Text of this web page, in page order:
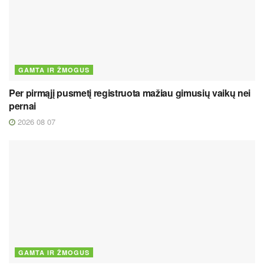
GAMTA IR ŽMOGUS
Per pirmąjį pusmetį registruota mažiau gimusių vaikų nei
pernai
2026 08 07
GAMTA IR ŽMOGUS